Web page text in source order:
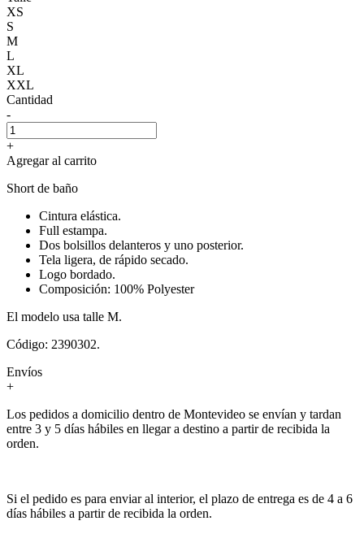
XS
S
M
L
XL
XXL
Cantidad
-
+
Agregar al carrito
Short de baño
Cintura elástica.
Full estampa.
Dos bolsillos delanteros y uno posterior.
Tela ligera, de rápido secado.
Logo bordado.
Composición: 100% Polyester
El modelo usa talle M.
Código: 2390302.
Envíos
+
Los pedidos a domicilio dentro de Montevideo se envían y tardan
entre 3 y 5 días hábiles en llegar a destino a partir de recibida la
orden.
Si el pedido es para enviar al interior, el plazo de entrega es de 4 a 6
días hábiles a partir de recibida la orden.